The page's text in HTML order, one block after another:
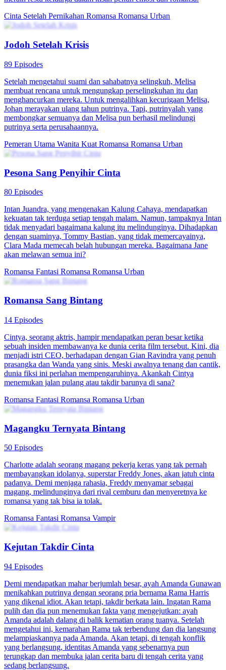
Cinta Setelah Pernikahan Romansa Romansa Urban
Jodoh Setelah Krisis
89 Episodes
Setelah mengetahui suami dan sahabatnya selingkuh, Melisa
membuat rencana untuk mengungkap perselingkuhan itu dan
menghancurkan mereka. Untuk mengalihkan kecurigaan Melisa,
Johan merayakan ulang tahun putrinya. Tapi, putrinyalah yang
membongkar semuanya dan Melisa pun berhasil melindungi
putrinya serta perusahaannya.
Pemeran Utama Wanita Kuat Romansa Romansa Urban
Pesona Sang Penyihir Cinta
80 Episodes
Intan Juandra, yang mengenakan Kalung Cahaya, mendapatkan
kekuatan tak terduga setiap tengah malam. Namun, tampaknya Intan
tidak menyadari bagaimana kalung itu melindunginya. Dihadapkan
dengan suaminya, Tommy Bastian, yang tidak memercayainya,
Clara Mada memecah belah hubungan mereka. Bagaimana Jane
akan melawan semua ini?
Romansa Fantasi Romansa Romansa Urban
Romansa Sang Bintang
14 Episodes
Cintya, seorang aktris, hampir mendapatkan peran besar ketika
sebuah insiden membawanya ke dunia cerita film tersebut. Kini, dia
menjadi istri CEO, berhadapan dengan Gian Ravindra yang penuh
prasangka dan Wanda yang sinis. Meski awalnya tenang dan cantik,
dunia fiksi ini perlahan mempengaruhinya. Akankah Cintya
menemukan jalan pulang atau takdir barunya di sana?
Romansa Fantasi Romansa Romansa Urban
Magangku Ternyata Bintang
50 Episodes
Charlotte adalah seorang magang pekerja keras yang tak pernah
membayangkan idolanya, superstar Freddy Jones, akan jatuh cinta
padanya. Demi menjaga rahasia, Freddy menyamar sebagai
magang, melindunginya dari rival cemburu dan menyeretnya ke
romansa yang tak bisa ia tolak.
Romansa Fantasi Romansa Vampir
Kejutan Takdir Cinta
94 Episodes
Demi mendapatkan mahar berjumlah besar, ayah Amanda Gunawan
menikahkan putrinya dengan seorang pria bernama Rama Harris
yang dikenal idiot. Akan tetapi, takdir berkata lain. Ingatan Rama
pulih dan dia pun menemukan fakta yang mengejutkan: ayah
Amanda adalah dalang di balik kematian orang tuanya. Setelah
mengetahui ini, kemarahan Rama tak terbendung dan dia langsung
melampiaskannya pada Amanda. Akan tetapi, di tengah konflik
yang berlangsung, identitas Amanda yang sebenarnya pun
terungkap dan membuka jalan cerita baru di tengah cerita yang
sedang berlangsung.